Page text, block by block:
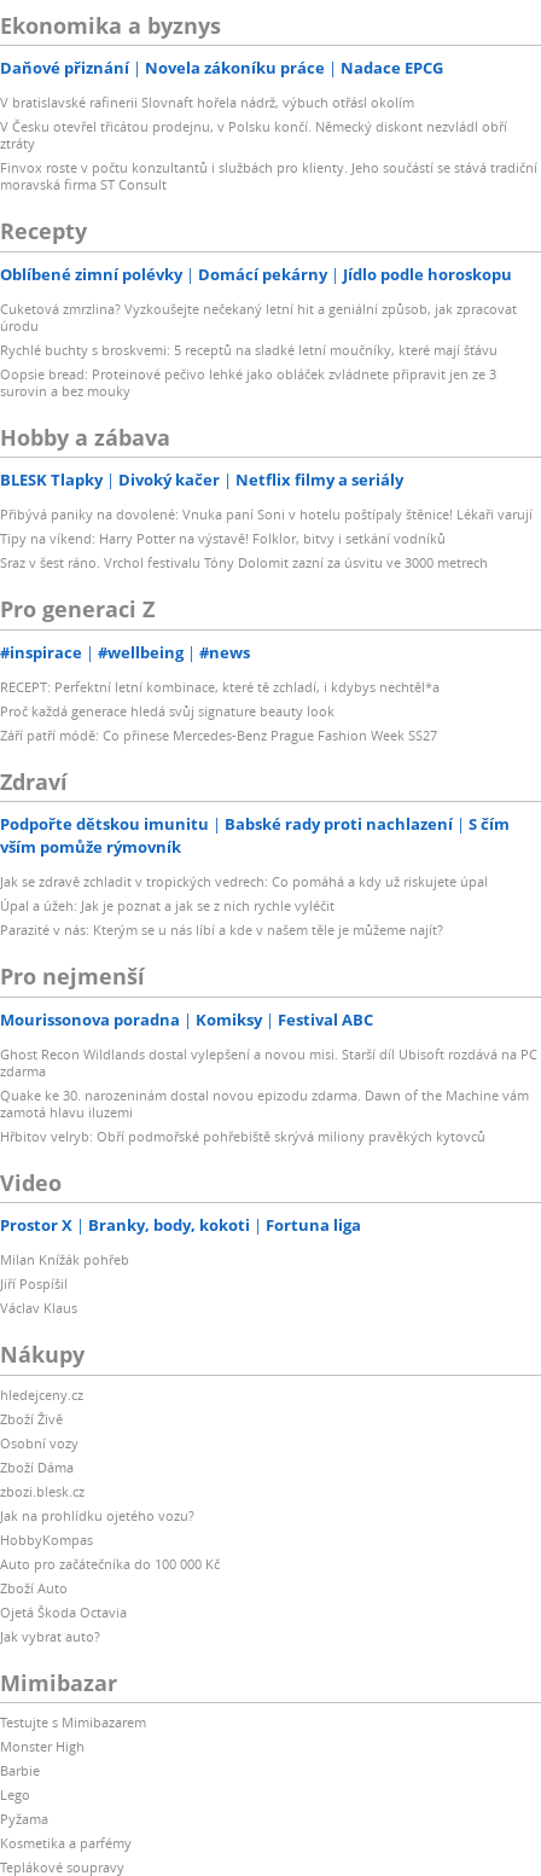
Ekonomika a byznys
Daňové přiznání Novela zákoníku práce Nadace EPCG
V bratislavské rafinerii Slovnaft hořela nádrž, výbuch otřásl okolím
V Česku otevřel třicátou prodejnu, v Polsku končí. Německý diskont nezvládl obří
ztráty
Finvox roste v počtu konzultantů i službách pro klienty. Jeho součástí se stává tradiční
moravská firma ST Consult
Recepty
Oblíbené zimní polévky Domácí pekárny Jídlo podle horoskopu
Cuketová zmrzlina? Vyzkoušejte nečekaný letní hit a geniální způsob, jak zpracovat
úrodu
Rychlé buchty s broskvemi: 5 receptů na sladké letní moučníky, které mají šťávu
Oopsie bread: Proteinové pečivo lehké jako obláček zvládnete připravit jen ze 3
surovin a bez mouky
Hobby a zábava
BLESK Tlapky Divoký kačer Netflix filmy a seriály
Přibývá paniky na dovolené: Vnuka paní Soni v hotelu poštípaly štěnice! Lékaři varují
Tipy na víkend: Harry Potter na výstavě! Folklor, bitvy i setkání vodníků
Sraz v šest ráno. Vrchol festivalu Tóny Dolomit zazní za úsvitu ve 3000 metrech
Pro generaci Z
#inspirace #wellbeing #news
RECEPT: Perfektní letní kombinace, které tě zchladí, i kdybys nechtěl*a
Proč každá generace hledá svůj signature beauty look
Září patří módě: Co přinese Mercedes-Benz Prague Fashion Week SS27
Zdraví
Podpořte dětskou imunitu Babské rady proti nachlazení
S čím
vším pomůže rýmovník
Jak se zdravě zchladit v tropických vedrech: Co pomáhá a kdy už riskujete úpal
Úpal a úžeh: Jak je poznat a jak se z nich rychle vyléčit
Parazité v nás: Kterým se u nás líbí a kde v našem těle je můžeme najít?
Pro nejmenší
Mourissonova poradna Komiksy Festival ABC
Ghost Recon Wildlands dostal vylepšení a novou misi. Starší díl Ubisoft rozdává na PC
zdarma
Quake ke 30. narozeninám dostal novou epizodu zdarma. Dawn of the Machine vám
zamotá hlavu iluzemi
Hřbitov velryb: Obří podmořské pohřebiště skrývá miliony pravěkých kytovců
Video
Prostor X Branky, body, kokoti Fortuna liga
Milan Knížák pohřeb
Jiří Pospíšil
Václav Klaus
Nákupy
hledejceny.cz
Zboží Živě
Osobní vozy
Zboží Dáma
zbozi.blesk.cz
Jak na prohlídku ojetého vozu?
HobbyKompas
Auto pro začátečníka do 100 000 Kč
Zboží Auto
Ojetá Škoda Octavia
Jak vybrat auto?
Mimibazar
Testujte s Mimibazarem
Monster High
Barbie
Lego
Pyžama
Kosmetika a parfémy
Teplákové soupravy